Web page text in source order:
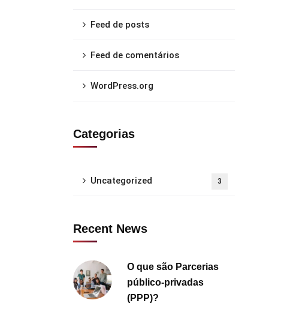
Feed de posts
Feed de comentários
WordPress.org
Categorias
Uncategorized 3
Recent News
O que são Parcerias
público-privadas
(PPP)?